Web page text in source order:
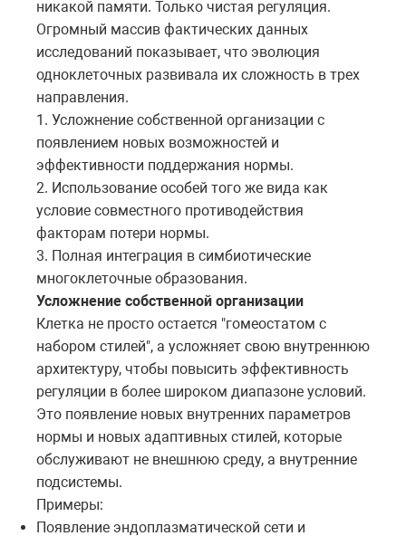
никакой памяти. Только чистая регуляция.
Огромный массив фактических данных
исследований показывает, что эволюция
одноклеточных развивала их сложность в трех
направления.
1. Усложнение собственной организации с
появлением новых возможностей и
эффективности поддержания нормы.
2. Использование особей того же вида как
условие совместного противодействия
факторам потери нормы.
3. Полная интеграция в симбиотические
многоклеточные образования.
Усложнение собственной организации
Клетка не просто остается "гомеостатом с
набором стилей", а усложняет свою внутреннюю
архитектуру, чтобы повысить эффективность
регуляции в более широком диапазоне условий.
Это появление новых внутренних параметров
нормы и новых адаптивных стилей, которые
обслуживают не внешнюю среду, а внутренние
подсистемы.
Примеры:
Появление эндоплазматической сети и